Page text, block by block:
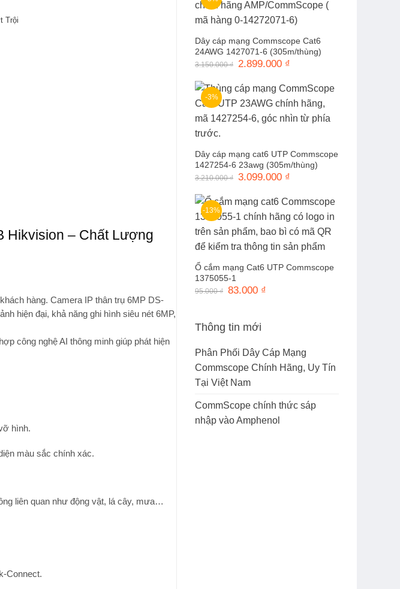
Dây cáp mạng Commscope Cat6
24AWG 1427071-6 (305m/thùng)
3.150.000₫
Giá
3.150.000 ₫.
2.899.000 ₫
là:
2.899.000 ₫.
-3%
Dây cáp mạng cat6 UTP Commscope
1427254-6 23awg (305m/thùng)
3.210.000₫
Giá
3.210.000 ₫.
3.099.000 ₫
là:
3.099.000 ₫.
-13%
Ổ cắm mạng Cat6 UTP Commscope
1375055-1
95.000₫ Giá
83.000 ₫
Thông tin mới
Phân Phối Dây Cáp Mạng
Commscope Chính Hãng, Uy Tín
Tại Việt Nam
CommScope chính thức sáp
nhập vào Amphenol
Trội
Hikvision – Chất Lượng
hàng. Camera IP thân trụ 6MP DS-
hiện đại, khả năng ghi hình siêu nét 6MP,
công nghệ AI thông minh giúp phát hiện
hình.
màu sắc chính xác.
liên quan như động vật, lá cây, mưa…
Connect.